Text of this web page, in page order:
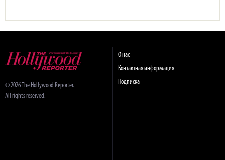
© 2026 The Hollywood Reporter.
All rights reserved.
О нас
Контактная информация
Подписка